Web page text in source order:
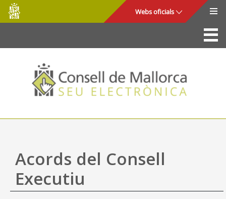
Salta al contingut principal
Consell
de
Mallorca
Webs oficials
La Seu
Consell de Mallorca
Accés i seguretat
Utilitats
Ajuda
Acords del Consell
Executiu